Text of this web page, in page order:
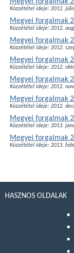
Közzététel ideje: 2012.
Megyei forgalmak
Közzététel ideje: 2012.
Megyei forgalmak
Közzététel ideje: 2012.
Megyei forgalmak
Közzététel ideje: 2012.
Megyei forgalmak
Közzététel ideje: 2012.
Megyei forgalmak
Közzététel ideje: 2012.
Megyei forgalmak
Közzététel ideje: 2013.
Megyei forgalmak
Közzététel ideje: 2013.
HASZNOS OLDALAK